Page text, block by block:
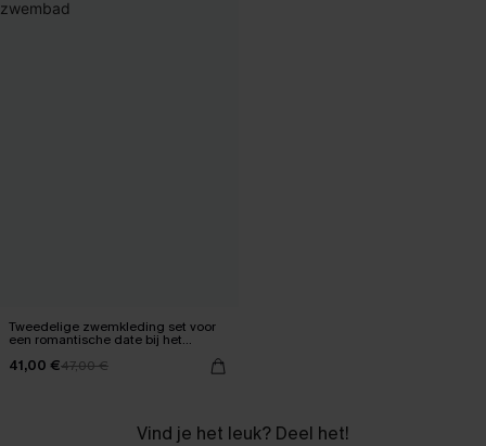
Tweedelige zwemkleding set voor
een romantische date bij het
41,00 €47,00 €
Vind je het leuk? Deel het!